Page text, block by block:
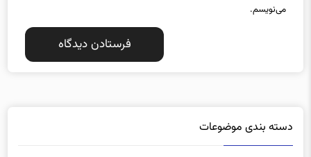
می‌نویسم.
دسته بندی موضوعات